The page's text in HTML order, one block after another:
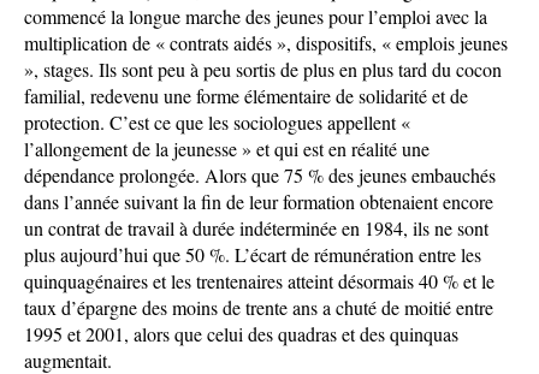
commencé la longue marche des jeunes pour l’emploi avec la
multiplication de « contrats aidés », dispositifs, « emplois jeunes
», stages. Ils sont peu à peu sortis de plus en plus tard du cocon
familial, redevenu une forme élémentaire de solidarité et de
protection. C’est ce que les sociologues appellent «
l’allongement de la jeunesse » et qui est en réalité une
dépendance prolongée. Alors que 75 % des jeunes embauchés
dans l’année suivant la fin de leur formation obtenaient encore
un contrat de travail à durée indéterminée en 1984, ils ne sont
plus aujourd’hui que 50 %. L’écart de rémunération entre les
quinquagénaires et les trentenaires atteint désormais 40 % et le
taux d’épargne des moins de trente ans a chuté de moitié entre
1995 et 2001, alors que celui des quadras et des quinquas
augmentait.